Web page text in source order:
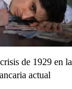
de 1929 en la
actual